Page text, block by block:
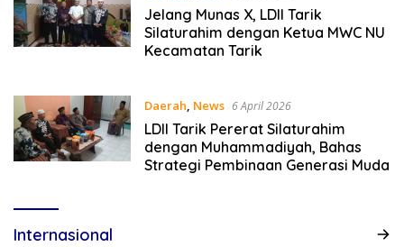
Jelang Munas X, LDII Tarik
Silaturahim dengan Ketua MWC NU
Kecamatan Tarik
Daerah, News 6 April 2026
LDII Tarik Pererat Silaturahim
dengan Muhammadiyah, Bahas
Strategi Pembinaan Generasi Muda
Internasional